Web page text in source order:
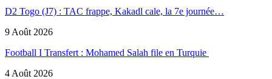
D2 Togo (J7) : TAC frappe, Kakadl cale, la 7e journée…
9 Août 2026
Football I Transfert : Mohamed Salah file en Turquie
4 Août 2026